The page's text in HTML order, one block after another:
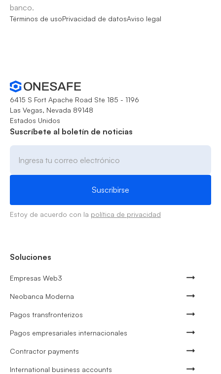
banco.
Términos de usoPrivacidad de datosAviso legal
6415 S Fort Apache Road Ste 185 - 1196
Las Vegas, Nevada 89148
Estados Unidos
Suscríbete al boletín de noticias
Estoy de acuerdo con la política de privacidad
Soluciones
Empresas Web3
Neobanca Moderna
Pagos transfronterizos
Pagos empresariales internacionales
Contractor payments
International business accounts